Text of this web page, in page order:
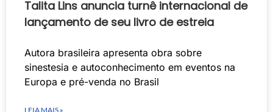
Talita Lins anuncia turnê internacional de
lançamento de seu livro de estreia
Autora brasileira apresenta obra sobre
sinestesia e autoconhecimento em eventos na
Europa e pré-venda no Brasil
LEIA MAIS »